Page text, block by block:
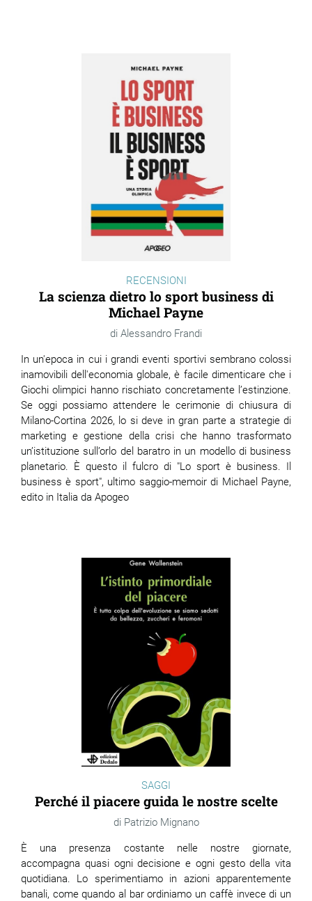
RECENSIONI
La scienza dietro lo sport business di
Michael Payne
Alessandro Frandi
In un'epoca in cui i grandi eventi sportivi sembrano colossi
inamovibili dell'economia globale, è facile dimenticare che i
Giochi olimpici hanno rischiato concretamente l’estinzione.
Se oggi possiamo attendere le cerimonie di chiusura di
Milano-Cortina 2026, lo si deve in gran parte a strategie di
marketing e gestione della crisi che hanno trasformato
un’istituzione sull’orlo del baratro in un modello di business
planetario. È questo il fulcro di "Lo sport è business. Il
business è sport", ultimo saggio-memoir di Michael Payne,
edito in Italia da Apogeo
SAGGI
Perché il piacere guida le nostre scelte
Patrizio Mignano
È una presenza costante nelle nostre giornate,
accompagna quasi ogni decisione e ogni gesto della vita
quotidiana. Lo sperimentiamo in azioni apparentemente
banali, come quando al bar ordiniamo un caffè invece di un